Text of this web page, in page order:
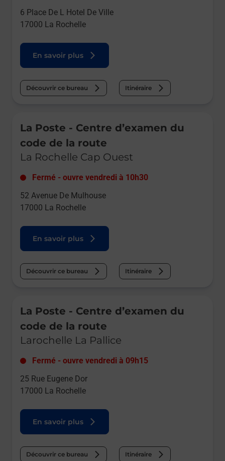
6 Place De L Hotel De Ville
17000 La Rochelle
En savoir plus
Découvrir ce bureau Itinéraire
La Poste - Centre d’examen du
code de la route
La Rochelle Cap Ouest
Fermé - ouvre vendredi à 10h30
52 Avenue De Mulhouse
17000 La Rochelle
En savoir plus
Découvrir ce bureau Itinéraire
La Poste - Centre d’examen du
code de la route
Larochelle La Pallice
Fermé - ouvre vendredi à 09h15
25 Rue Eugene Dor
17000 La Rochelle
En savoir plus
Découvrir ce bureau Itinéraire